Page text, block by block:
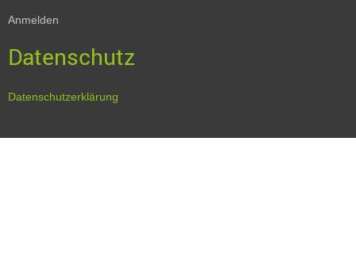
Anmelden
Datenschutz
Datenschutzerklärung